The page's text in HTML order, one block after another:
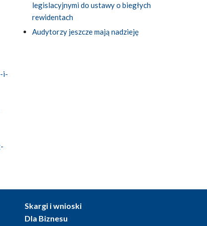
i-
legislacyjnymi do ustawy o biegłych
rewidentach
Audytorzy jeszcze mają nadzieję
Skargi i wnioski
Dla Biznesu